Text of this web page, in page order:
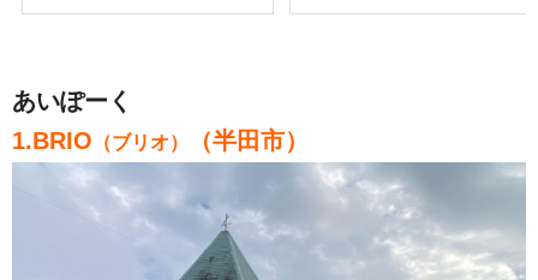
あいぽーく
1.BRIО （ブリオ） （半田市）